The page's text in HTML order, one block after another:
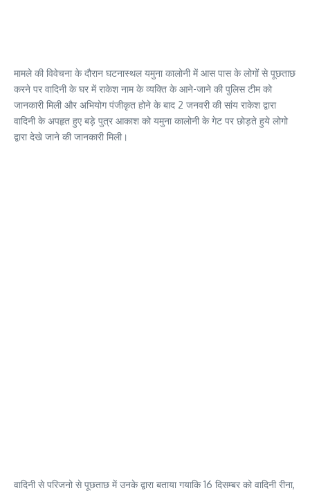
मामले की विवेचना के दौरान घटनास्थल यमुना कालोनी में आस पास के लोगों से पूछताछ
करने पर वादिनी के घर में राकेश नाम के व्यक्ति के आने-जाने की पुलिस टीम को
जानकारी मिली और अभियोग पंजीकृत होने के बाद 2 जनवरी की सांय राकेश द्वारा
वादिनी के अपहृत हुए बड़े पुत्र आकाश को यमुना कालोनी के गेट पर छोड़ते हुये लोगो
द्वारा देखे जाने की जानकारी मिली।
वादिनी से परिजनो से पूछताछ में उनके द्वारा बताया गयाकि 16 दिसम्बर को वादिनी रीना,